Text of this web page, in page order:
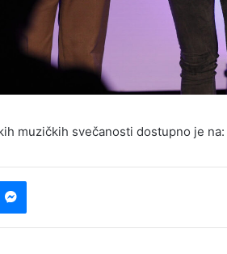
muzičkih svečanosti dostupno je na: